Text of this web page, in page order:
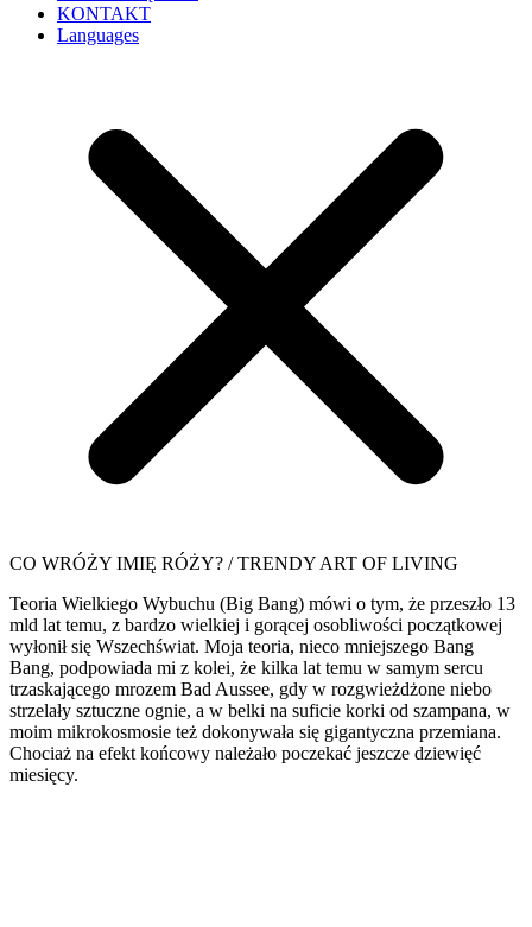
KONTAKT
Languages
CO WRÓŻY IMIĘ RÓŻY? / TRENDY ART OF LIVING
Teoria Wielkiego Wybuchu (Big Bang) mówi o tym, że przeszło 13
mld lat temu, z bardzo wielkiej i gorącej osobliwości początkowej
wyłonił się Wszechświat. Moja teoria, nieco mniejszego Bang
Bang, podpowiada mi z kolei, że kilka lat temu w samym sercu
trzaskającego mrozem Bad Aussee, gdy w rozgwieżdżone niebo
strzelały sztuczne ognie, a w belki na suficie korki od szampana, w
moim mikrokosmosie też dokonywała się gigantyczna przemiana.
Chociaż na efekt końcowy należało poczekać jeszcze dziewięć
miesięcy.